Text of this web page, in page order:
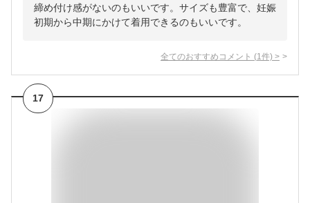
締め付け感がないのもいいです。サイズも豊富で、妊娠
初期から中期にかけて着用できるのもいいです。
全てのおすすめコメント (1 件) >
17